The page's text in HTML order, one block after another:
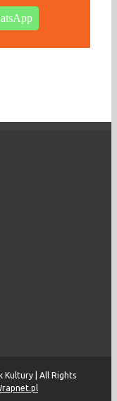
Kultury | All Rights